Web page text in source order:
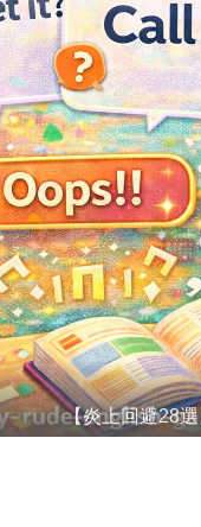
【炎上回避28